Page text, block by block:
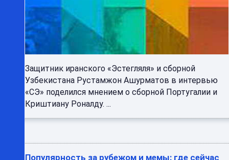
Защитник иранского «Эстегляля» и сборной
Узбекистана Рустамжон Ашурматов в интервью
«СЭ» поделился мнением о сборной Португалии и
Криштиану Роналду. ...
Популярность за рубежом и мемы: где сейчас